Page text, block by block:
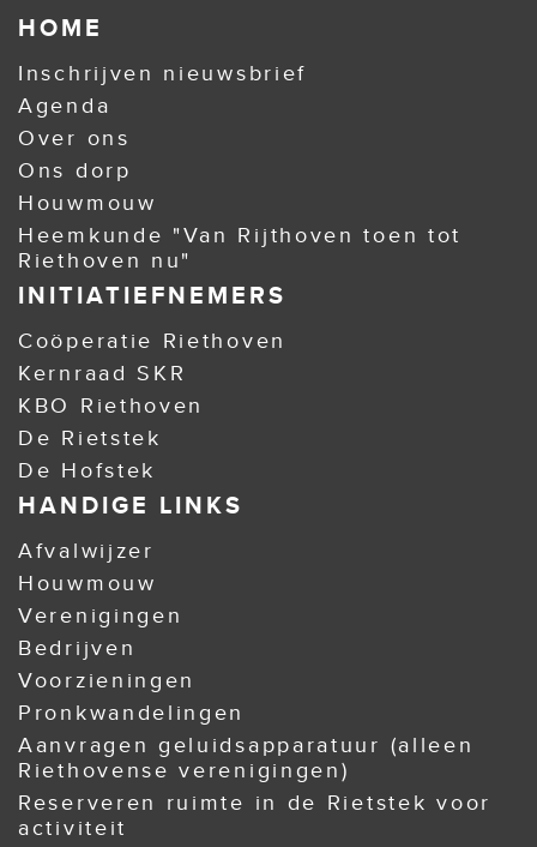
HOME
Inschrijven nieuwsbrief
Agenda
Over ons
Ons dorp
Houwmouw
Heemkunde "Van Rijthoven toen tot
Riethoven nu"
INITIATIEFNEMERS
Coöperatie Riethoven
Kernraad SKR
KBO Riethoven
De Rietstek
De Hofstek
HANDIGE LINKS
Afvalwijzer
Houwmouw
Verenigingen
Bedrijven
Voorzieningen
Pronkwandelingen
Aanvragen geluidsapparatuur (alleen
Riethovense verenigingen)
Reserveren ruimte in de Rietstek voor
activiteit